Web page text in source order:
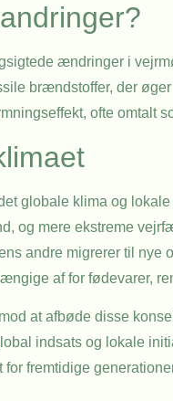
ændringer i
brændstoffer, der
ofte omtalt
globale klima og
og mere ekstreme
andre migrerer til
af for fødevarer,
at afbøde disse
indsats og lokale
fremtidige